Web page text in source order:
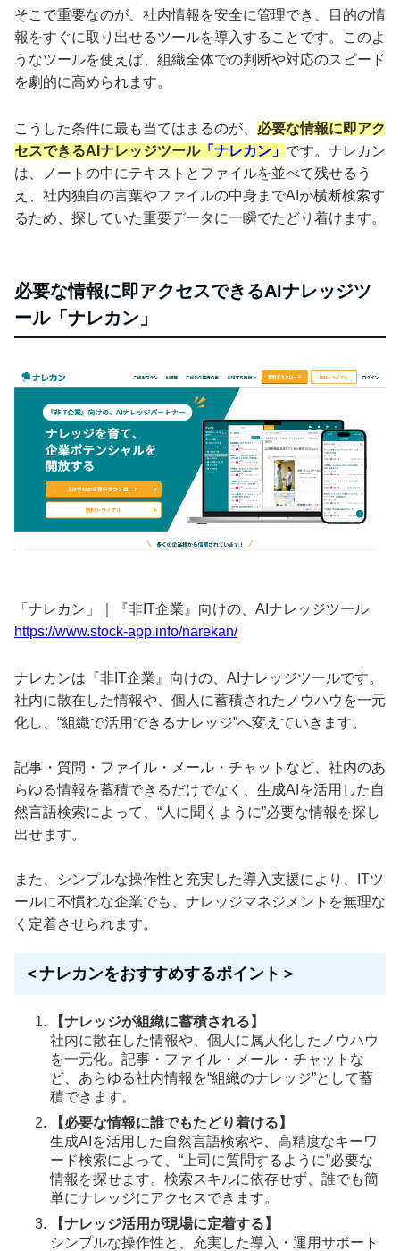
そこで重要なのが、社内情報を安全に管理でき、目的の情
報をすぐに取り出せるツールを導入することです。このよ
うなツールを使えば、組織全体での判断や対応のスピード
を劇的に高められます。
こうした条件に最も当てはまるのが、 必要な情報に即アク
セスできるAIナレッジツール「ナレカン」 です。ナレカン
は、ノートの中にテキストとファイルを並べて残せるう
え、社内独自の言葉やファイルの中身までAIが横断検索す
るため、探していた重要データに一瞬でたどり着けます。
必要な情報に即アクセスできるAIナレッジツ
ール「ナレカン」
「ナレカン」｜『非IT企業』向けの、AIナレッジツール
https://www.stock-app.info/narekan/
ナレカンは『非IT企業』向けの、AIナレッジツールです。
社内に散在した情報や、個人に蓄積されたノウハウを一元
化し、“組織で活用できるナレッジ”へ変えていきます。
記事・質問・ファイル・メール・チャットなど、社内のあ
らゆる情報を蓄積できるだけでなく、生成AIを活用した自
然言語検索によって、“人に聞くように”必要な情報を探し
出せます。
また、シンプルな操作性と充実した導入支援により、ITツ
ールに不慣れな企業でも、ナレッジマネジメントを無理な
く定着させられます。
＜ナレカンをおすすめするポイント＞
【ナレッジが組織に蓄積される】
社内に散在した情報や、個人に属人化したノウハウ
を一元化。記事・ファイル・メール・チャットな
ど、あらゆる社内情報を“組織のナレッジ”として蓄
積できます。
【必要な情報に誰でもたどり着ける】
生成AIを活用した自然言語検索や、高精度なキーワ
ード検索によって、“上司に質問するように”必要な
情報を探せます。検索スキルに依存せず、誰でも簡
単にナレッジにアクセスできます。
【ナレッジ活用が現場に定着する】
シンプルな操作性と、充実した導入・運用サポート